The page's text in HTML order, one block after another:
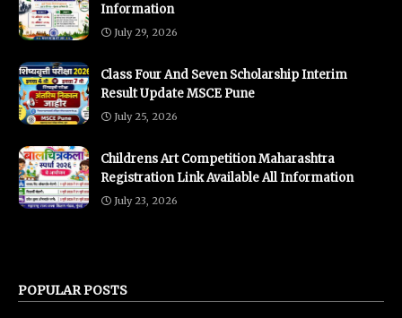
Information
July 29, 2026
Class Four And Seven Scholarship Interim
Result Update MSCE Pune
July 25, 2026
Childrens Art Competition Maharashtra
Registration Link Available All Information
July 23, 2026
POPULAR POSTS